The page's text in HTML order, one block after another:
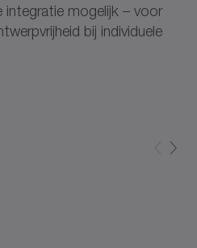
integratie mogelijk – voor
bij individuele